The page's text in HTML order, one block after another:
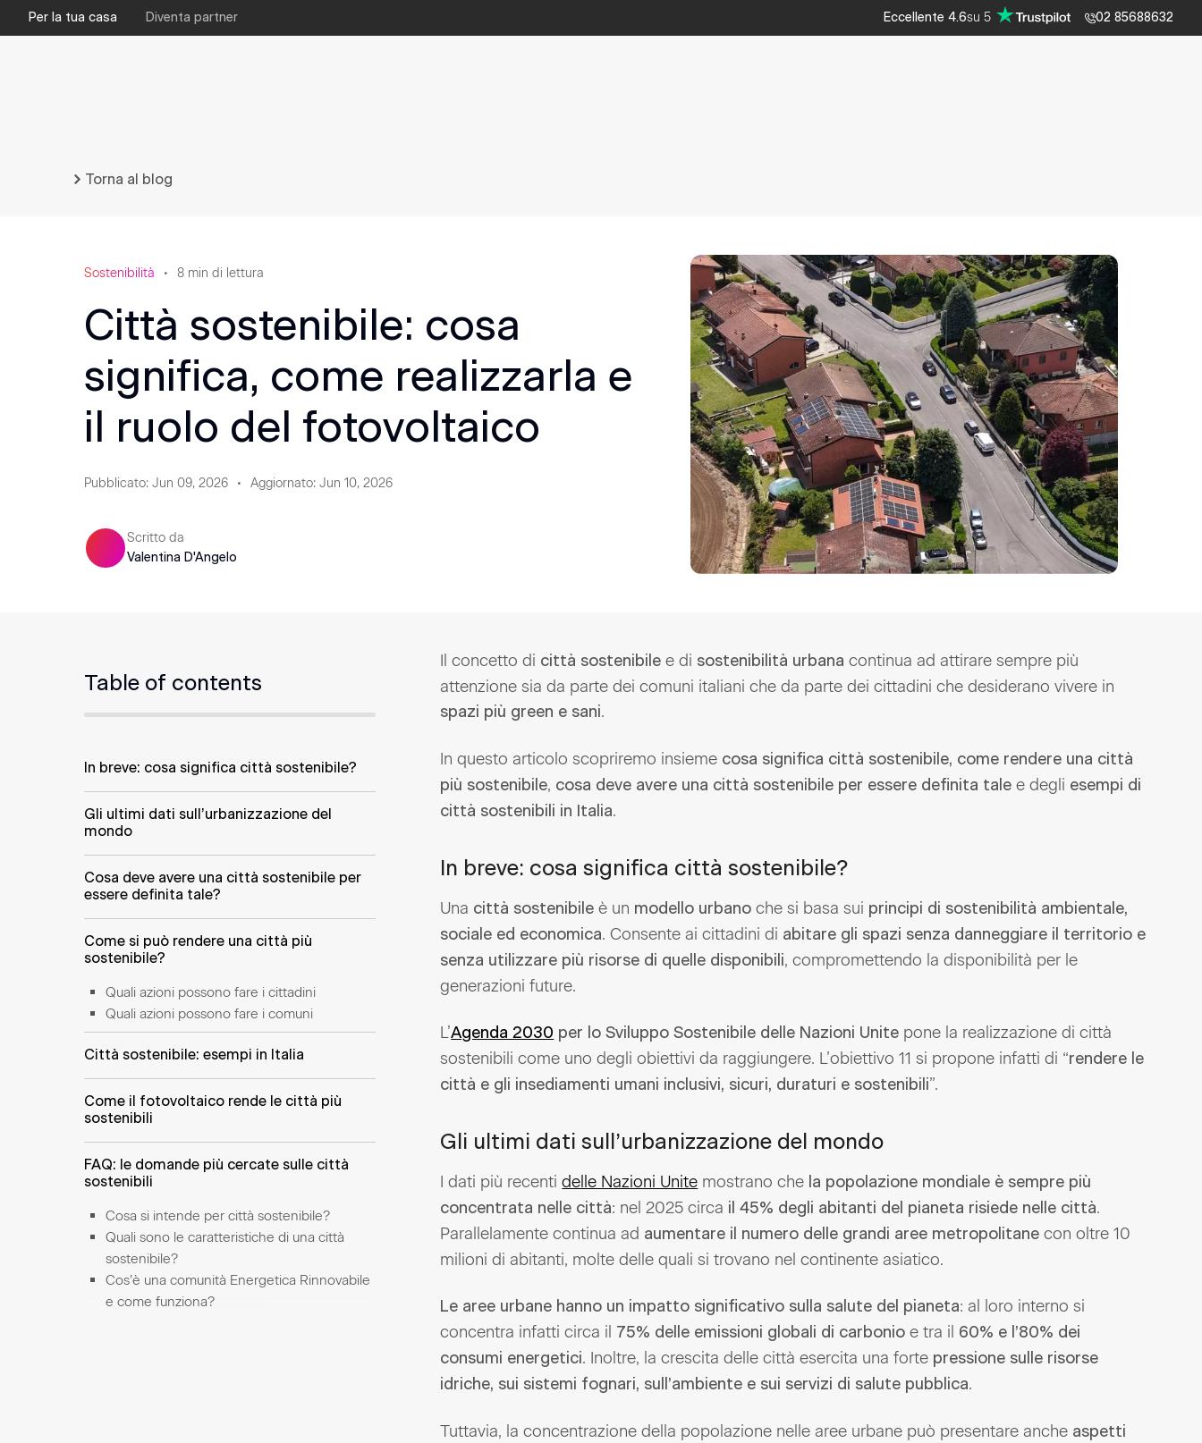
Per la tua casa Diventa partner Eccellente 4.6su 5 02 85688632
Torna al blog
Sostenibilità 8 min di lettura
Città sostenibile: cosa
significa, come realizzarla e
il ruolo del fotovoltaico
Pubblicato: Jun 09, 2026 Aggiornato: Jun 10, 2026
Scritto da
Valentina D'Angelo
Table of contents
In breve: cosa significa città sostenibile?
Gli ultimi dati sull’urbanizzazione del
mondo
Cosa deve avere una città sostenibile per
essere definita tale?
Come si può rendere una città più
sostenibile?
Quali azioni possono fare i cittadini
Quali azioni possono fare i comuni
Città sostenibile: esempi in Italia
Come il fotovoltaico rende le città più
sostenibili
FAQ: le domande più cercate sulle città
sostenibili
Cosa si intende per città sostenibile?
Quali sono le caratteristiche di una città
sostenibile?
Cos’è una comunità Energetica Rinnovabile
e come funziona?
Il concetto di città sostenibile e di sostenibilità urbana continua ad attirare sempre più
attenzione sia da parte dei comuni italiani che da parte dei cittadini che desiderano vivere in
spazi più green e sani.
In questo articolo scopriremo insieme cosa significa città sostenibile, come rendere una città
più sostenibile, cosa deve avere una città sostenibile per essere definita tale e degli esempi di
città sostenibili in Italia.
In breve: cosa significa città sostenibile?
Una città sostenibile è un modello urbano che si basa sui principi di sostenibilità ambientale,
sociale ed economica. Consente ai cittadini di abitare gli spazi senza danneggiare il territorio e
senza utilizzare più risorse di quelle disponibili, compromettendo la disponibilità per le
generazioni future.
L’Agenda 2030 per lo Sviluppo Sostenibile delle Nazioni Unite pone la realizzazione di città
sostenibili come uno degli obiettivi da raggiungere. L’obiettivo 11 si propone infatti di “rendere le
città e gli insediamenti umani inclusivi, sicuri, duraturi e sostenibili”.
Gli ultimi dati sull’urbanizzazione del mondo
I dati più recentidelle Nazioni Unite mostrano che la popolazione mondiale è sempre più
concentrata nelle città: nel 2025 circa il 45% degli abitanti del pianeta risiede nelle città.
Parallelamente continua ad aumentare il numero delle grandi aree metropolitane con oltre 10
milioni di abitanti, molte delle quali si trovano nel continente asiatico.
Le aree urbane hanno un impatto significativo sulla salute del pianeta: al loro interno si
concentra infatti circa il 75% delle emissioni globali di carbonio e tra il 60% e l’80% dei
consumi energetici. Inoltre, la crescita delle città esercita una forte pressione sulle risorse
idriche, sui sistemi fognari, sull’ambiente e sui servizi di salute pubblica.
Tuttavia, la concentrazione della popolazione nelle aree urbane può presentare anche aspetti